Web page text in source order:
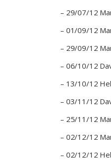
– 29/07/12
– 01/09/12
– 29/09/12
– 06/10/12
– 13/10/12
– 03/11/12
– 25/11/12
– 02/12/12
– 02/12/12